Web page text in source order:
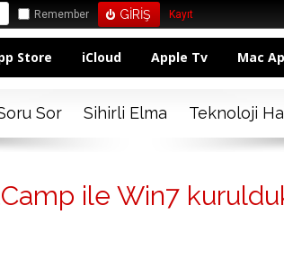
Remember Kayıt
Store iCloud Apple Tv Mac
Sor Sihirli Elma Teknoloji
ile Win7